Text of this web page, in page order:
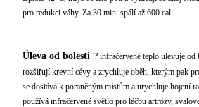
pro redukci váhy. Za 30 min. spálí až 600 cal.
Úleva od bolesti ? infračervené teplo ulevuje od
rozšiřují krevní cévy a zrychluje oběh, kterým pak
se dostává k poraněným místům a urychluje hojení
používá infračervené světlo pro léčbu artrózy,